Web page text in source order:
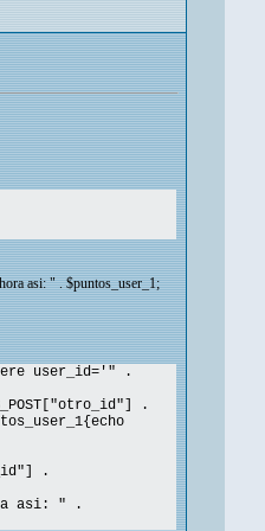
asi: " . $puntos_user_1;
user_id='" .
.
.
asi: " .